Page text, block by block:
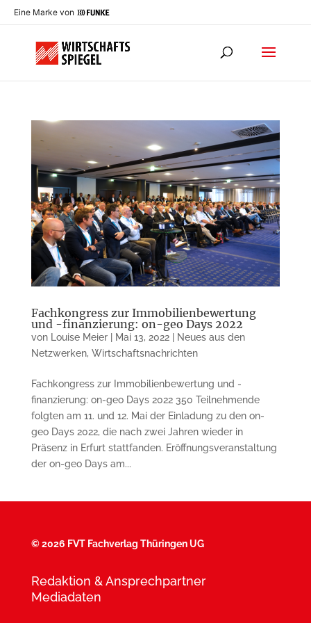
Eine Marke von
Fachkongress zur Immobilienbewertung
und -finanzierung: on-geo Days 2022
von Louise Meier| Mai 13, 2022|
Neues aus den
Netzwerken, Wirtschaftsnachrichten
Fachkongress zur Immobilienbewertung und -
finanzierung: on-geo Days 2022 350 Teilnehmende
folgten am 11. und 12. Mai der Einladung zu den on-
geo Days 2022, die nach zwei Jahren wieder in
Präsenz in Erfurt stattfanden. Eröffnungsveranstaltung
der on-geo Days am...
©2026 FVT Fachverlag Thüringen UG
Redaktion & Ansprechpartner
Mediadaten